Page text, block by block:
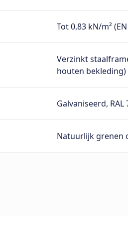
Tot 0,83 kN/m²
Verzinkt
houten bekleding)
Galvaniseerd, RAL
Natuurlijk grenen